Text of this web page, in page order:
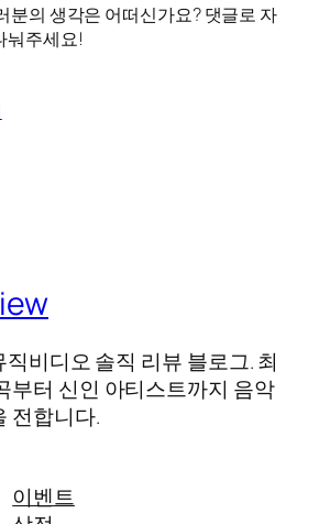
분의 생각은 어떠신가요? 댓글로 자
눠주세요!
직비디오 솔직 리뷰 블로그. 최
부터 신인 아티스트까지 음악
전합니다.
이벤트